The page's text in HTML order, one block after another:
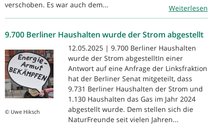
verschoben. Es war auch dem...
Weiterlesen
9.700 Berliner Haushalten wurde der Strom abgestellt
© Uwe Hiksch
12.05.2025 | 9.700 Berliner Haushalten
wurde der Strom abgestelltIn einer
Antwort auf eine Anfrage der Linksfraktion
hat der Berliner Senat mitgeteilt, dass
9.731 Berliner Haushalten der Strom und
1.130 Haushalten das Gas im Jahr 2024
abgestellt wurde. Dem stellen sich die
NaturFreunde seit vielen Jahren...